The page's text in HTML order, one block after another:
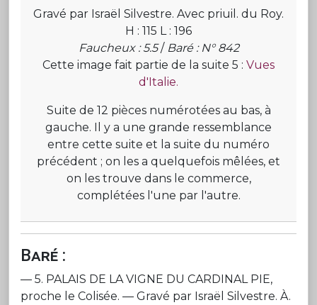
Gravé par Israël Silvestre. Avec priuil. du Roy.
H : 115 L : 196
Faucheux : 5.5/ Baré : N° 842
Cette image fait partie de la suite 5 : Vues
d'Italie.
Suite de 12 pièces numérotées au bas, à
gauche. Il y a une grande ressemblance
entre cette suite et la suite du numéro
précédent ; on les a quelquefois mêlées, et
on les trouve dans le commerce,
complétées l'une par l'autre.
Baré :
— 5. PALAIS DE LA VIGNE DU CARDINAL PIE,
proche le Colisée. — Gravé par Israël Silvestre. À.